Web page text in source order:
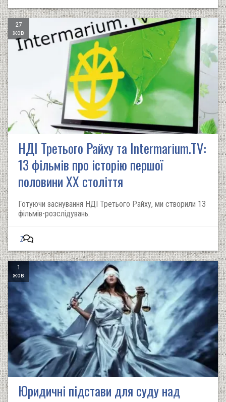
27
жов
НДІ Третього Райху та Intermarium.TV:
13 фільмів про історію першої
половини ХХ століття
Готуючи заснування НДІ Третього Райху, ми створили 13
фільмів-розслідувань.
7
1
жов
Юридичні підстави для суду над